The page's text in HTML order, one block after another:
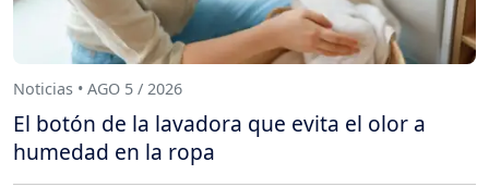
Noticias • AGO 5 / 2026
El botón de la lavadora que evita el olor a
humedad en la ropa